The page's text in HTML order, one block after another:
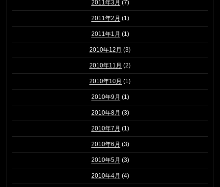
2011年3月 (7)
2011年2月 (1)
2011年1月 (1)
2010年12月 (3)
2010年11月 (2)
2010年10月 (1)
2010年9月 (1)
2010年8月 (3)
2010年7月 (1)
2010年6月 (3)
2010年5月 (3)
2010年4月 (4)